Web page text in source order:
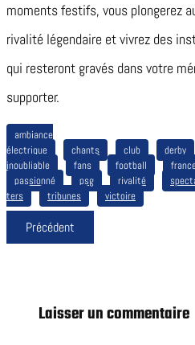
moments festifs, vous plongerez
rivalité légendaire et vivrez des
qui resteront gravés dans votre
supporter.
ambiance
électrique
chants club derby
inoubliable
fans football
passionné
psg rivalité
ters
tribunes victoire
Précédent
Laisser un commentaire